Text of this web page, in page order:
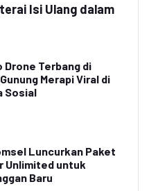
Isi Ulang dalam
Drone Terbang di
Merapi Viral di
Sosial
Luncurkan Paket
Unlimited untuk
Baru